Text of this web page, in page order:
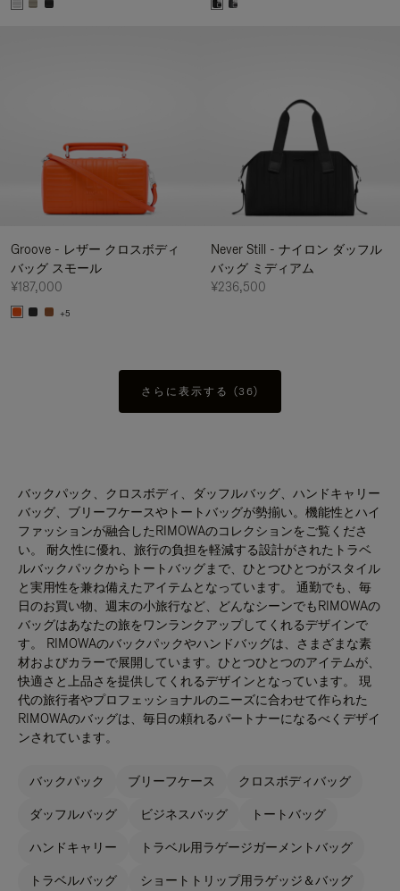
Groove - レザー クロスボディ
バッグ スモール
¥187,000
+5
Never Still - ナイロン ダッフル
バッグ ミディアム
¥236,500
さらに表示する (36)
バックパック、クロスボディ、ダッフルバッグ、ハンドキャリー
バッグ、ブリーフケースやトートバッグが勢揃い。機能性とハイ
ファッションが融合したRIMOWAのコレクションをご覧くださ
い。 耐久性に優れ、旅行の負担を軽減する設計がされたトラベ
ルバックパックからトートバッグまで、ひとつひとつがスタイル
と実用性を兼ね備えたアイテムとなっています。 通勤でも、毎
日のお買い物、週末の小旅行など、どんなシーンでもRIMOWAの
バッグはあなたの旅をワンランクアップしてくれるデザインで
す。 RIMOWAのバックパックやハンドバッグは、さまざまな素
材およびカラーで展開しています。ひとつひとつのアイテムが、
快適さと上品さを提供してくれるデザインとなっています。 現
代の旅行者やプロフェッショナルのニーズに合わせて作られた
RIMOWAのバッグは、毎日の頼れるパートナーになるべくデザイ
ンされています。
バックパック ブリーフケース クロスボディバッグ
ダッフルバッグ ビジネスバッグ トートバッグ
ハンドキャリー トラベル用ラゲージガーメントバッグ
トラベルバッグ ショートトリップ用ラゲッジ＆バッグ